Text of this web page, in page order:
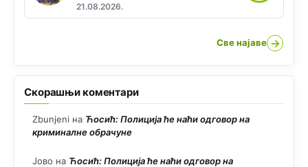
21.08.2026.
Све најаве →
Скорашњи коментари
Zbunjeni на Ћосић: Полиција ће наћи одговор на
криминалне обрачуне
Јово на Ћосић: Полиција ће наћи одговор на